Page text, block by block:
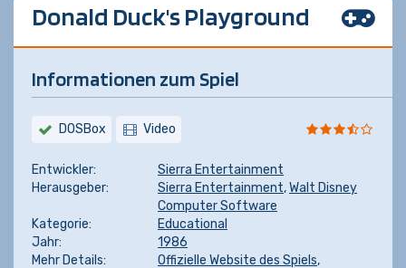
Donald Duck's Playground
Informationen zum Spiel
DOSBox Video
Entwickler:
Sierra Entertainment
Herausgeber:
Sierra Entertainment,Walt Disney
Computer Software
Kategorie:
Educational
Jahr:
1986
Mehr Details:
Offizielle Website des Spiels,